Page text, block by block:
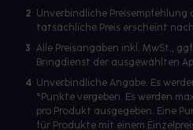
2 Unverbindliche Preisempfehlung
tatsächliche Preis erscheint
3 Alle Preisangaben inkl. MwSt.,
Bringdienst der ausgewählten
4 Unverbindliche Angabe. Es
°Punkte vergeben. Es werden
pro Produkt ausgegeben. Eine
für Produkte mit einem